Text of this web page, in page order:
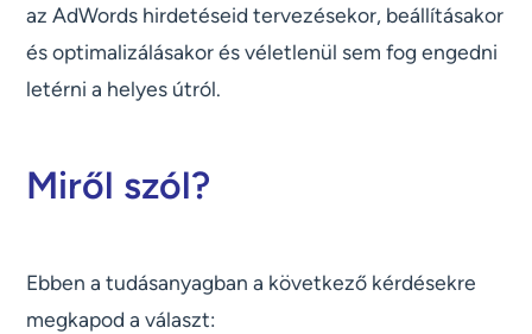
az AdWords hirdetéseid tervezésekor, beállításakor
és optimalizálásakor és véletlenül sem fog engedni
letérni a helyes útról.
Miről szól?
Ebben a tudásanyagban a következő kérdésekre
megkapod a választ: